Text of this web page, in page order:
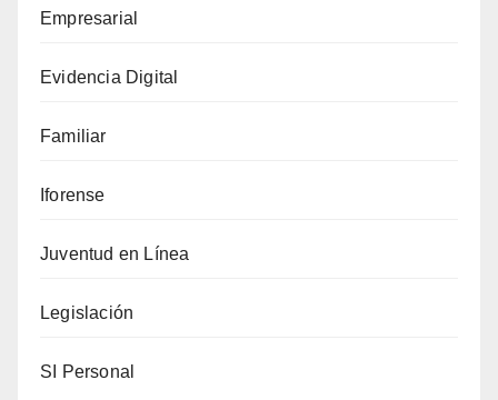
Empresarial
Evidencia Digital
Familiar
Iforense
Juventud en Línea
Legislación
SI Personal